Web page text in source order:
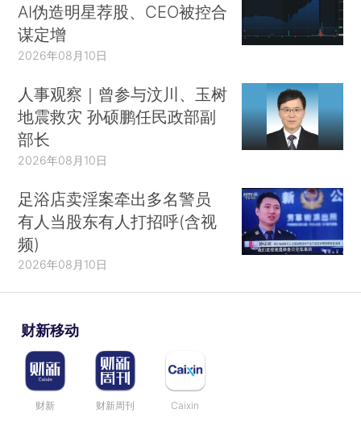
AI伪造明星荐股、CEO被控合
谋定增
2026年08月10日
人事观察｜曾参与汶川、玉树
地震救灾 孙硕鹏任民政部副
部长
2026年08月10日
足浴店卖淫案牵出多名警员
有人当股东有人打招呼(含视
频)
2026年08月10日
财新移动
财新 财新周刊 Caixin